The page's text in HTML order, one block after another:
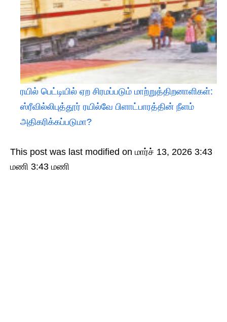
ரயில் பெட்டியில் ஏற சிரமப்படும் மாற்றுத்திறனாளிகள்:
ஸ்ரீவில்லிபுத்தூர் ரயில்வே பிளாட்பாரத்தின் நீளம்
அதிகரிக்கப்படுமா?
This post was last modified on மார்ச் 13, 2026 3:43
மணி 3:43 மணி